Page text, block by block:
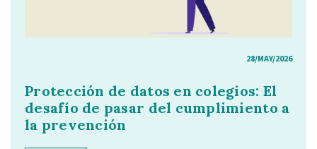
28/MAY/2026
Protección de datos en colegios: El
desafío de pasar del cumplimiento a
la prevención